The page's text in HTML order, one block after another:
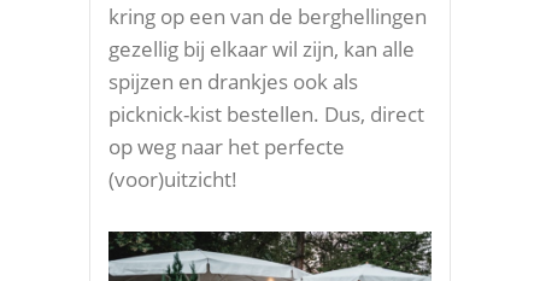
kring op een van de berghellingen
gezellig bij elkaar wil zijn, kan alle
spijzen en drankjes ook als
picknick-kist bestellen. Dus, direct
op weg naar het perfecte
(voor)uitzicht!